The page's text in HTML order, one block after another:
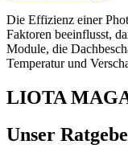
Die Effizienz einer
Faktoren beeinflusst,
Module, die
Temperatur und
LIOTA
Unser